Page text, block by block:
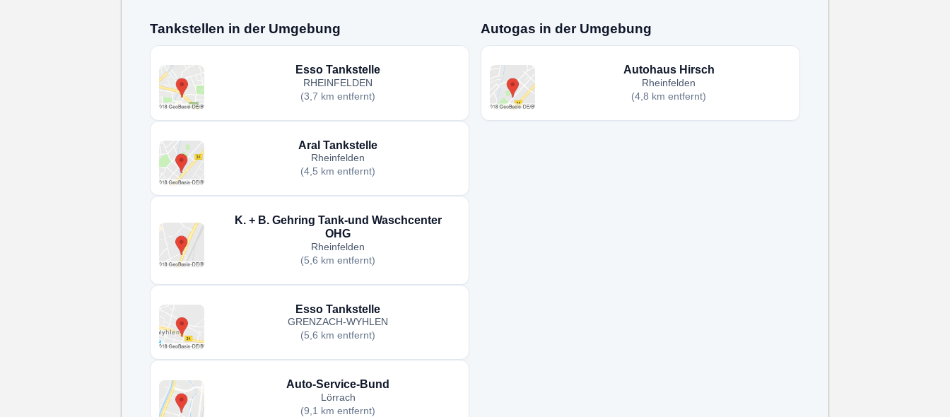
Tankstellen in der Umgebung
Esso Tankstelle
RHEINFELDEN
(3,7 km entfernt)
Aral Tankstelle
Rheinfelden
(4,5 km entfernt)
K. + B. Gehring Tank-und Waschcenter
OHG
Rheinfelden
(5,6 km entfernt)
Esso Tankstelle
GRENZACH-WYHLEN
(5,6 km entfernt)
Auto-Service-Bund
Lörrach
(9,1 km entfernt)
Autogas in der Umgebung
Autohaus Hirsch
Rheinfelden
(4,8 km entfernt)